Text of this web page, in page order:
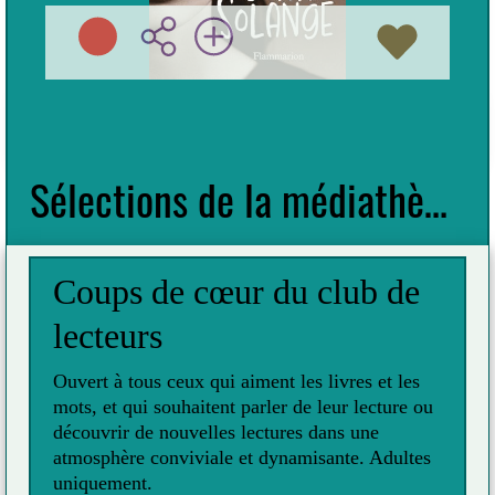
Sélections de la médiathèque
Coups de cœur du club de
lecteurs
Ouvert à tous ceux qui aiment les livres et les
mots, et qui souhaitent parler de leur lecture ou
découvrir de nouvelles lectures dans une
atmosphère conviviale et dynamisante. Adultes
uniquement.